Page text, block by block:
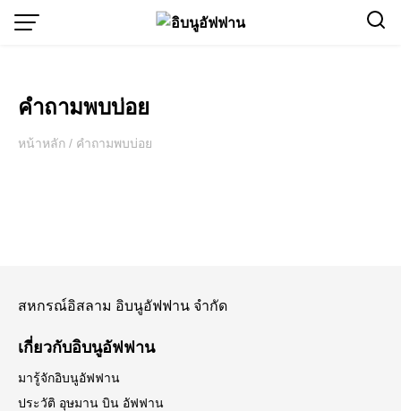
คำถามพบบ่อย
หน้าหลัก / คำถามพบบ่อย
สหกรณ์อิสลาม อิบนูอัฟฟาน จำกัด
เกี่ยวกับอิบนูอัฟฟาน
มารู้จักอิบนูอัฟฟาน
ประวัติ อุษมาน บิน อัฟฟาน